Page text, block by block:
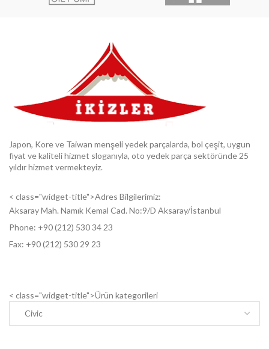
Japon, Kore ve Taiwan menşeli yedek parçalarda, bol çeşit, uygun
fiyat ve kaliteli hizmet sloganıyla, oto yedek parça sektöründe 25
yıldır hizmet vermekteyiz.
< class="widget-title">Adres Bilgilerimiz:
Aksaray Mah. Namık Kemal Cad. No:9/D Aksaray/İstanbul
Phone: +90 (212) 530 34 23
Fax: +90 (212) 530 29 23
< class="widget-title">Ürün kategorileri